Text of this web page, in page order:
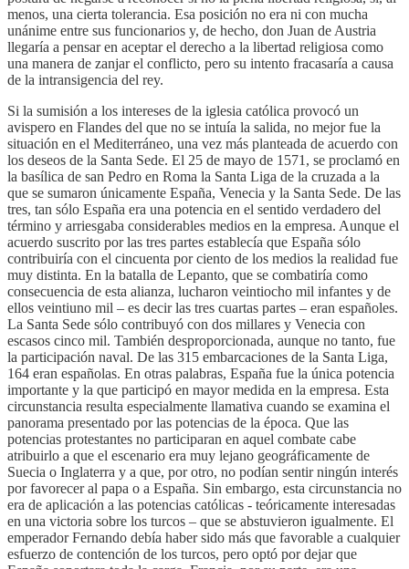
menos, una cierta tolerancia. Esa posición no era ni con mucha
unánime entre sus funcionarios y, de hecho, don Juan de Austria
llegaría a pensar en aceptar el derecho a la libertad religiosa como
una manera de zanjar el conflicto, pero su intento fracasaría a causa
de la intransigencia del rey.
Si la sumisión a los intereses de la iglesia católica provocó un
avispero en Flandes del que no se intuía la salida, no mejor fue la
situación en el Mediterráneo, una vez más planteada de acuerdo con
los deseos de la Santa Sede. El 25 de mayo de 1571, se proclamó en
la basílica de san Pedro en Roma la Santa Liga de la cruzada a la
que se sumaron únicamente España, Venecia y la Santa Sede. De las
tres, tan sólo España era una potencia en el sentido verdadero del
término y arriesgaba considerables medios en la empresa. Aunque el
acuerdo suscrito por las tres partes establecía que España sólo
contribuiría con el cincuenta por ciento de los medios la realidad fue
muy distinta. En la batalla de Lepanto, que se combatiría como
consecuencia de esta alianza, lucharon veintiocho mil infantes y de
ellos veintiuno mil – es decir las tres cuartas partes – eran españoles.
La Santa Sede sólo contribuyó con dos millares y Venecia con
escasos cinco mil. También desproporcionada, aunque no tanto, fue
la participación naval. De las 315 embarcaciones de la Santa Liga,
164 eran españolas. En otras palabras, España fue la única potencia
importante y la que participó en mayor medida en la empresa. Esta
circunstancia resulta especialmente llamativa cuando se examina el
panorama presentado por las potencias de la época. Que las
potencias protestantes no participaran en aquel combate cabe
atribuirlo a que el escenario era muy lejano geográficamente de
Suecia o Inglaterra y a que, por otro, no podían sentir ningún interés
por favorecer al papa o a España. Sin embargo, esta circunstancia no
era de aplicación a las potencias católicas - teóricamente interesadas
en una victoria sobre los turcos – que se abstuvieron igualmente. El
emperador Fernando debía haber sido más que favorable a cualquier
esfuerzo de contención de los turcos, pero optó por dejar que